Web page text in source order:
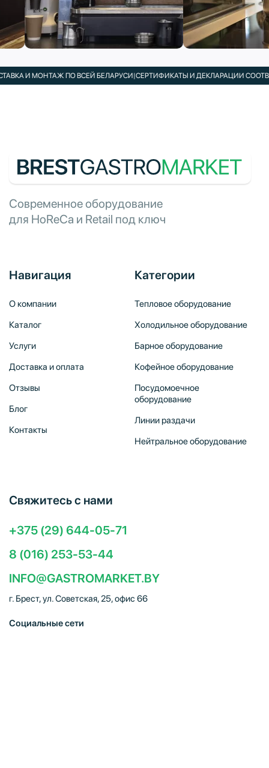
И МОНТАЖ ПО ВСЕЙ БЕЛАРУСИ|СЕРТИФИКАТЫ И ДЕКЛАРАЦИИ
Современное оборудование
для HoReCa и Retail под ключ
Навигация
О компании
Каталог
Услуги
Доставка и оплата
Отзывы
Блог
Контакты
Категории
Тепловое оборудование
Холодильное оборудование
Барное оборудование
Кофейное оборудование
Посудомоечное
оборудование
Линии раздачи
Нейтральное оборудование
Свяжитесь с нами
+375 (29) 644-05-71
8 (016) 253-53-44
INFO@GASTROMARKET.BY
г. Брест, ул. Советская, 25, офис 66
Социальные сети